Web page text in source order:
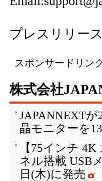
プレスリリー
スポンサードリン
株式会社
JAPANNEXT
晶モニターを
【75インチ
ネル搭載 USB
日(木)に発売